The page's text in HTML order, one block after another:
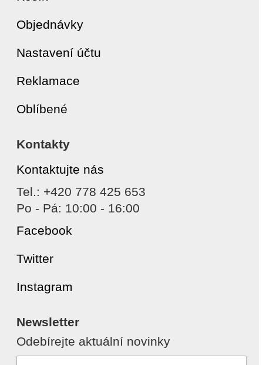
Objednávky
Nastavení účtu
Reklamace
Oblíbené
Kontakty
Kontaktujte nás
Tel.: +420 778 425 653
Po - Pá: 10:00 - 16:00
Facebook
Twitter
Instagram
Newsletter
Odebírejte aktuální novinky